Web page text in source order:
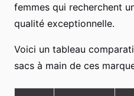
femmes qui recherchent
qualité exceptionnelle.
Voici un tableau
sacs à main de ces